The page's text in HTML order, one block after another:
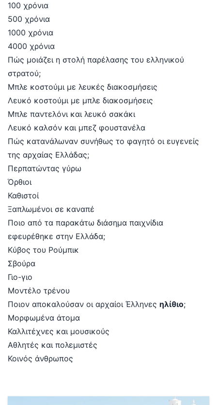
100 χρόνια
500 χρόνια
1000 χρόνια
4000 χρόνια
Πώς μοιάζει η στολή παρέλασης του ελληνικού
στρατού;
Μπλε κοστούμι με λευκές διακοσμήσεις
Λευκό κοστούμι με μπλε διακοσμήσεις
Μπλε παντελόνι και λευκό σακάκι
Λευκό καλσόν και μπεζ φουστανέλα
Πώς κατανάλωναν συνήθως το φαγητό οι ευγενείς
της αρχαίας Ελλάδας;
Περπατώντας γύρω
Όρθιοι
Καθιστοί
Ξαπλωμένοι σε καναπέ
Ποιο από τα παρακάτω διάσημα παιχνίδια
εφευρέθηκε στην Ελλάδα;
Κύβος του Ρούμπικ
Σβούρα
Γιο-γιο
Μοντέλο τρένου
Ποιον αποκαλούσαν οι αρχαίοι Έλληνες ηλίθιο;
Μορφωμένα άτομα
Καλλιτέχνες και μουσικούς
Αθλητές και πολεμιστές
Κοινός άνθρωπος